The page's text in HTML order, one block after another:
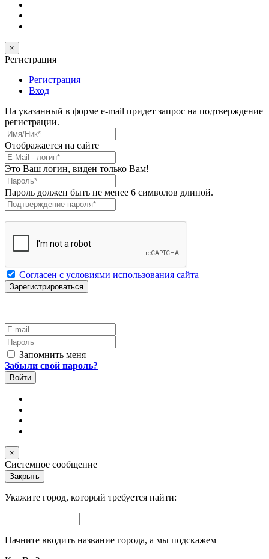
×
Регистрация
Регистрация
Вход
На указанный в форме e-mail придет запрос на подтверждение
регистрации.
Имя/Ник
Отображается на сайте
E-Mail *
Это Ваш логин, виден только Вам!
Пароль*
Пароль должен быть не менее 6 символов длиной.
Подтверждение пароля
Согласен с условиями использования сайта
E-mail
Пароль
Запомнить меня
Забыли свой пароль?
×
Системное сообщение
Закрыть
Укажите город, который требуется найти:
Начните вводить название города, а мы подскажем